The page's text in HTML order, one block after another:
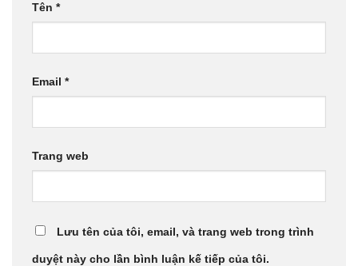
Tên *
Email *
Trang web
Lưu tên của tôi, email, và trang web trong trình
duyệt này cho lần bình luận kế tiếp của tôi.